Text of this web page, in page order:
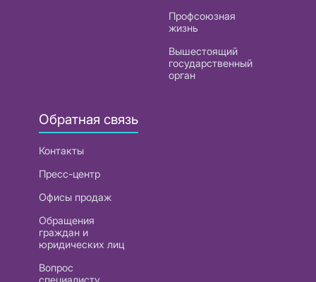
Профсоюзная
жизнь
Вышестоящий
государственный
орган
Обратная связь
Контакты
Пресс-центр
Офисы продаж
Обращения
граждан и
юридических лиц
Вопрос